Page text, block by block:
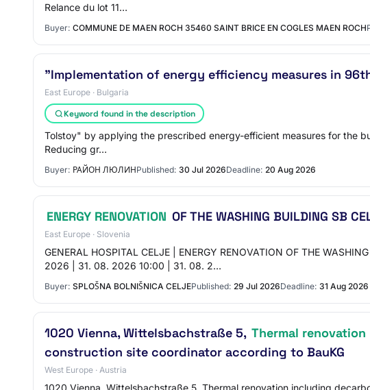
Relance du lot 11…
Buyer: COMMUNE DE MAEN ROCH 35460 SAINT BRICE EN COGLES MAEN ROCH
"Implementation of energy efficiency measures in
East Europe · Bulgaria
Keyword found in the description
Tolstoy" by applying the prescribed energy-efficient measures for the
Reducing gr…
Buyer: РАЙОН ЛЮЛИНPublished: 30 Jul 2026Deadline: 20 Aug 2026
ENERGY RENOVATION OF THE WASHING BUILDING SB
East Europe · Slovenia
GENERAL HOSPITAL CELJE | ENERGY RENOVATION OF THE
2026 | 31. 08. 2026 10:00 | 31. 08. 2…
Buyer: SPLOŠNA BOLNIŠNICA CELJEPublished: 29 Jul 2026Deadline: 31 Aug 2026
1020 Vienna, Wittelsbachstraße 5, Thermal renovation
construction site coordinator according to BauKG
West Europe · Austria
1020 Vienna, Wittelsbachstraße 5, Thermal renovation including